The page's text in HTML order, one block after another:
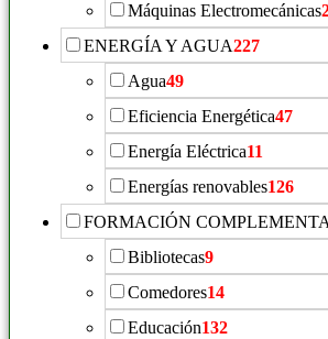
Máquinas Electromecánicas
ENERGÍA Y AGUA227
Agua49
Eficiencia Energética47
Energía Eléctrica11
Energías renovables126
FORMACIÓN
Bibliotecas9
Comedores14
Educación132